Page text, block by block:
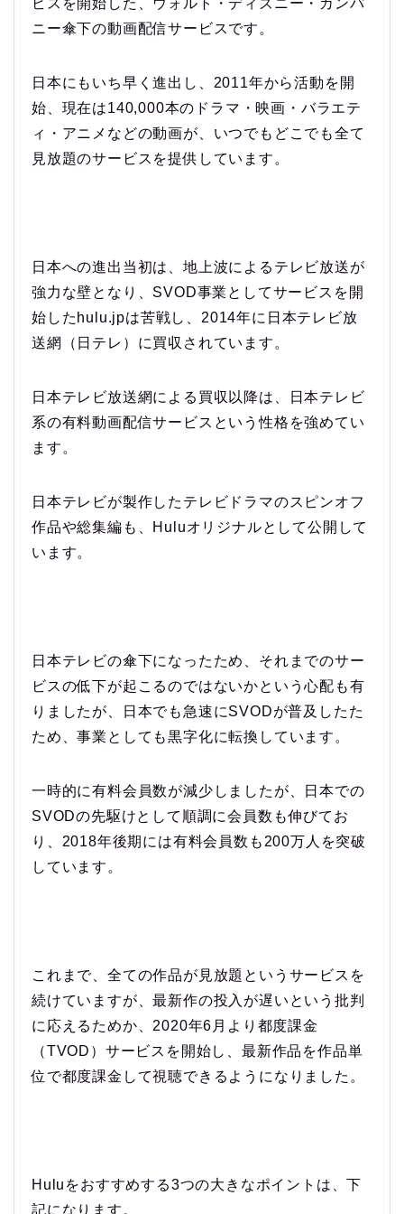
ビスを開始した、ウォルト・ディズニー・カンパ
ニー傘下の動画配信サービスです。
日本にもいち早く進出し、2011年から活動を開
始、現在は140,000本のドラマ・映画・バラエテ
ィ・アニメなどの動画が、いつでもどこでも全て
見放題のサービスを提供しています。
日本への進出当初は、地上波によるテレビ放送が
強力な壁となり、SVOD事業としてサービスを開
始したhulu.jpは苦戦し、2014年に日本テレビ放
送網（日テレ）に買収されています。
日本テレビ放送網による買収以降は、日本テレビ
系の有料動画配信サービスという性格を強めてい
ます。
日本テレビが製作したテレビドラマのスピンオフ
作品や総集編も、Huluオリジナルとして公開して
います。
日本テレビの傘下になったため、それまでのサー
ビスの低下が起こるのではないかという心配も有
りましたが、日本でも急速にSVODが普及したた
ため、事業としても黒字化に転換しています。
一時的に有料会員数が減少しましたが、日本での
SVODの先駆けとして順調に会員数も伸びてお
り、2018年後期には有料会員数も200万人を突破
しています。
これまで、全ての作品が見放題というサービスを
続けていますが、最新作の投入が遅いという批判
に応えるためか、2020年6月より都度課金
（TVOD）サービスを開始し、最新作品を作品単
位で都度課金して視聴できるようになりました。
Huluをおすすめする3つの大きなポイントは、下
記になります。